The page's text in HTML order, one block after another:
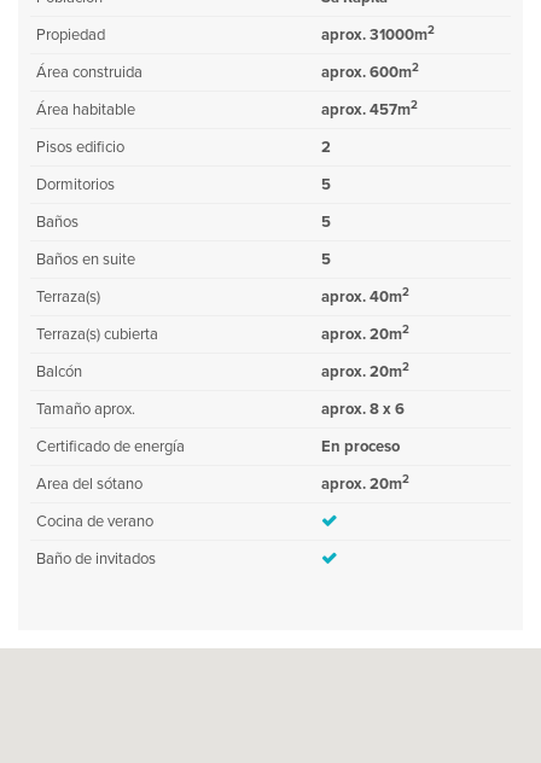
Propiedad
aprox. 31000m2
Área construida aprox. 600m2
Área habitable aprox. 457m2
Pisos edificio
2
Dormitorios
5
Baños
5
Baños en suite
5
Terraza(s)
aprox. 40m2
Terraza(s) cubierta aprox. 20m2
Balcón aprox. 20m2
Tamaño aprox.
aprox. 8 x 6
Certificado de energía
En proceso
Area del sótano
aprox. 20m2
Cocina de verano
Baño de invitados